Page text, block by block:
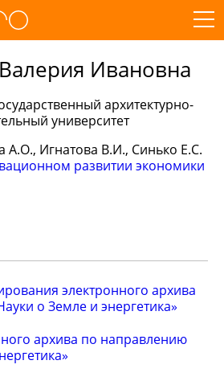
Ивановна
архитектурно-
университет
А.О., Игнатова В.И., Синько Е.С.
развитии экономики
электронного архива
о Земле и энергетика»
архива по направлению